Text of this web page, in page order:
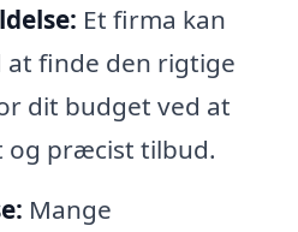
Et firma kan
finde den rigtige
dit budget ved at
og præcist tilbud.
Mange